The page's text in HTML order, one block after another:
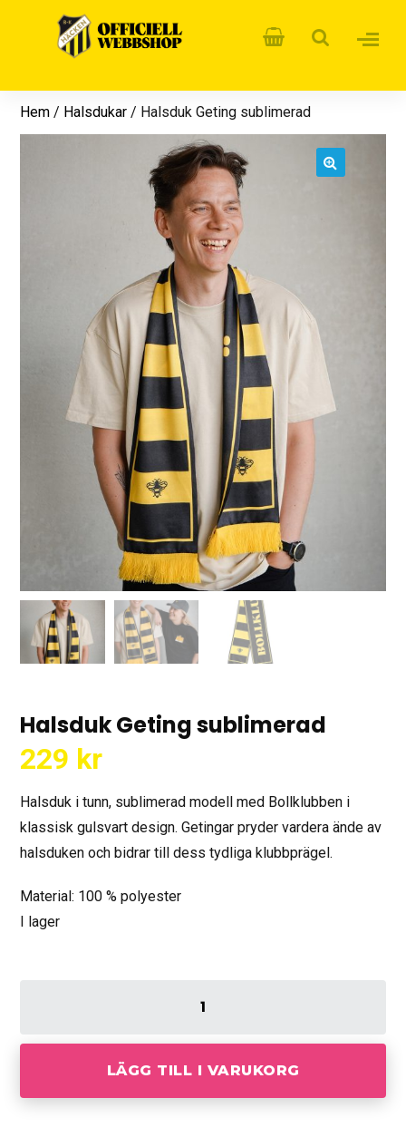
Hem / Halsdukar / Halsduk Geting sublimerad
Halsduk Geting sublimerad
229 kr
Halsduk i tunn, sublimerad modell med Bollklubben i
klassisk gulsvart design. Getingar pryder vardera ände av
halsduken och bidrar till dess tydliga klubbprägel.
Material: 100 % polyester
I lager
LÄGG TILL I VARUKORG